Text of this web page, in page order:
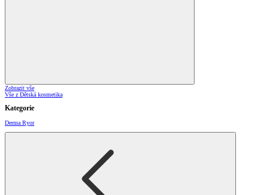
Zobrazit vše
Vše z Dětská kosmetika
Kategorie
Derma Ryor